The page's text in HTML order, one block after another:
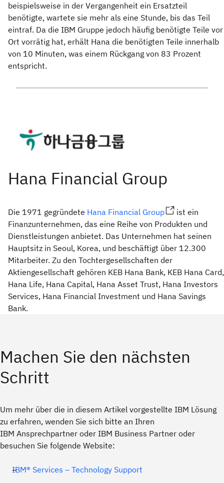
beispielsweise in der Vergangenheit ein Ersatzteil
benötigte, wartete sie mehr als eine Stunde, bis das Teil
eintraf. Da die IBM Gruppe jedoch häufig benötigte Teile vor
Ort vorrätig hat, erhält Hana die benötigten Teile innerhalb
von 10 Minuten, was einem Rückgang von 83 Prozent
entspricht.
Die 1971 gegründete Hana Financial Group
ist ein
Finanzunternehmen, das eine Reihe von Produkten und
Dienstleistungen anbietet. Das Unternehmen hat seinen
Hauptsitz in Seoul, Korea, und beschäftigt über 12.300
Mitarbeiter. Zu den Tochtergesellschaften der
Aktiengesellschaft gehören KEB Hana Bank, KEB Hana Card,
Hana Life, Hana Capital, Hana Asset Trust, Hana Investors
Services, Hana Financial Investment und Hana Savings
Bank.
Machen Sie den nächsten
Schritt
Um mehr über die in diesem Artikel vorgestellte IBM Lösung
zu erfahren, wenden Sie sich bitte an Ihren
IBM Ansprechpartner oder IBM Business Partner oder
besuchen Sie folgende Website:
IBM® Services – Technology Support